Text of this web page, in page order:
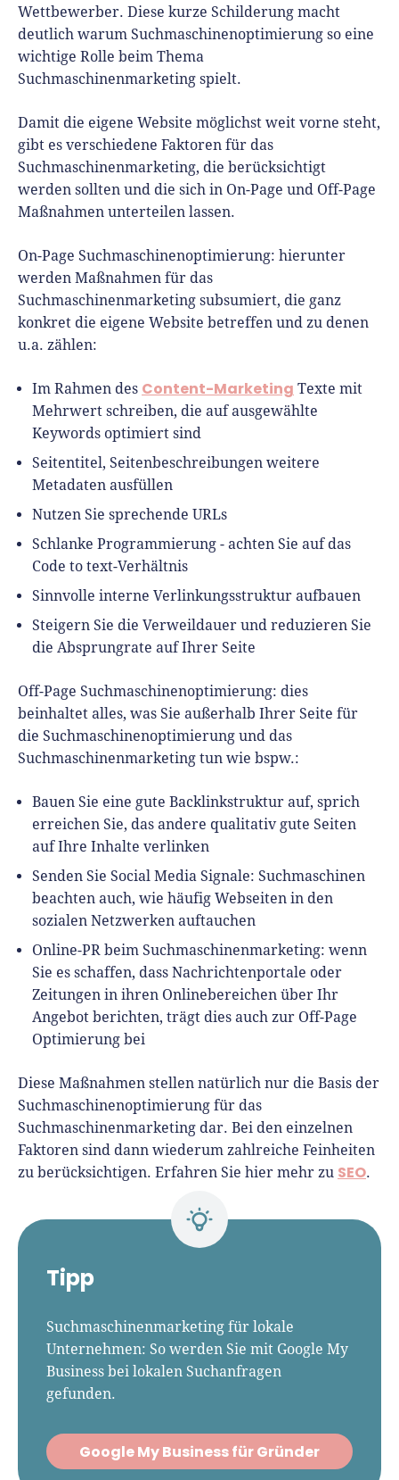
Wettbewerber. Diese kurze Schilderung macht
deutlich warum Suchmaschinenoptimierung so eine
wichtige Rolle beim Thema
Suchmaschinenmarketing spielt.
Damit die eigene Website möglichst weit vorne steht,
gibt es verschiedene Faktoren für das
Suchmaschinenmarketing, die berücksichtigt
werden sollten und die sich in On-Page und Off-Page
Maßnahmen unterteilen lassen.
On-Page Suchmaschinenoptimierung: hierunter
werden Maßnahmen für das
Suchmaschinenmarketing subsumiert, die ganz
konkret die eigene Website betreffen und zu denen
u.a. zählen:
Im Rahmen des Content-Marketing Texte mit
Mehrwert schreiben, die auf ausgewählte
Keywords optimiert sind
Seitentitel, Seitenbeschreibungen weitere
Metadaten ausfüllen
Nutzen Sie sprechende URLs
Schlanke Programmierung - achten Sie auf das
Code to text-Verhältnis
Sinnvolle interne Verlinkungsstruktur aufbauen
Steigern Sie die Verweildauer und reduzieren Sie
die Absprungrate auf Ihrer Seite
Off-Page Suchmaschinenoptimierung: dies
beinhaltet alles, was Sie außerhalb Ihrer Seite für
die Suchmaschinenoptimierung und das
Suchmaschinenmarketing tun wie bspw.:
Bauen Sie eine gute Backlinkstruktur auf, sprich
erreichen Sie, das andere qualitativ gute Seiten
auf Ihre Inhalte verlinken
Senden Sie Social Media Signale: Suchmaschinen
beachten auch, wie häufig Webseiten in den
sozialen Netzwerken auftauchen
Online-PR beim Suchmaschinenmarketing: wenn
Sie es schaffen, dass Nachrichtenportale oder
Zeitungen in ihren Onlinebereichen über Ihr
Angebot berichten, trägt dies auch zur Off-Page
Optimierung bei
Diese Maßnahmen stellen natürlich nur die Basis der
Suchmaschinenoptimierung für das
Suchmaschinenmarketing dar. Bei den einzelnen
Faktoren sind dann wiederum zahlreiche Feinheiten
zu berücksichtigen. Erfahren Sie hier mehr zu SEO.
Tipp
Suchmaschinenmarketing für lokale
Unternehmen: So werden Sie mit Google My
Business bei lokalen Suchanfragen
gefunden.
Google My Business für Gründer